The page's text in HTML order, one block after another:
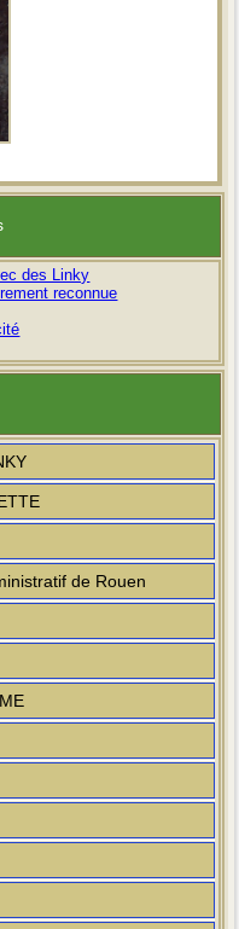
des Linky
reconnue
de Rouen